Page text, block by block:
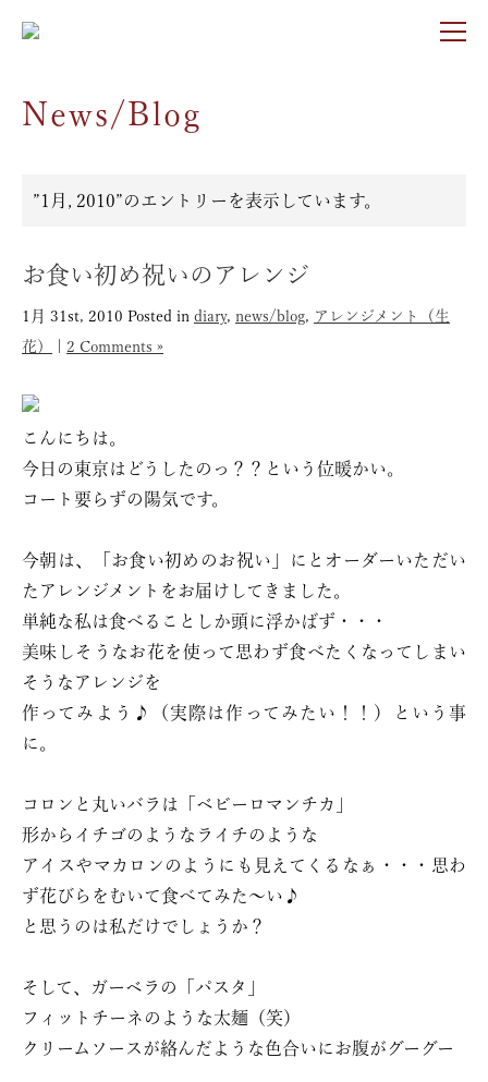
News/Blog
”1月, 2010”のエントリーを表示しています。
お食い初め祝いのアレンジ
1月 31st, 2010 Posted in diary, news/blog, アレンジメント（生
花）
2 Comments »
こんにちは。
今日の東京はどうしたのっ？？という位暖かい。
コート要らずの陽気です。
今朝は、「お食い初めのお祝い」にとオーダーいただい
たアレンジメントをお届けしてきました。
単純な私は食べることしか頭に浮かばず・・・
美味しそうなお花を使って思わず食べたくなってしまい
そうなアレンジを
作ってみよう♪（実際は作ってみたい！！）という事
に。
コロンと丸いバラは「ベビーロマンチカ」
形からイチゴのようなライチのような
アイスやマカロンのようにも見えてくるなぁ・・・思わ
ず花びらをむいて食べてみた～い♪
と思うのは私だけでしょうか？
そして、ガーベラの「パスタ」
フィットチーネのような太麺（笑）
クリームソースが絡んだような色合いにお腹がグーグー